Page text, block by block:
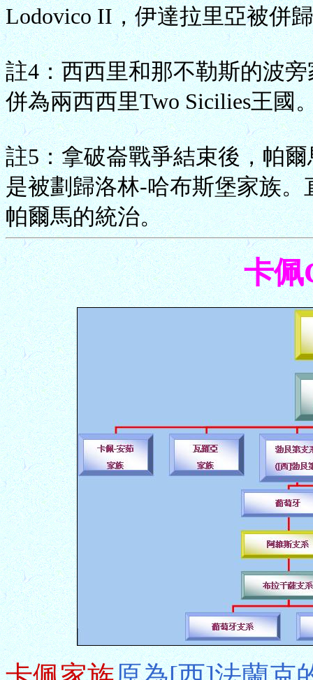
Lodovico II，伊達拉里亞被併
註4：西西里和那不勒斯的波
併為兩西西里Two Sicilies王國
註5：拿破崙戰爭結束後，帕
是被劃歸洛林-哈布斯堡家族
帕爾馬的統治。
卡佩